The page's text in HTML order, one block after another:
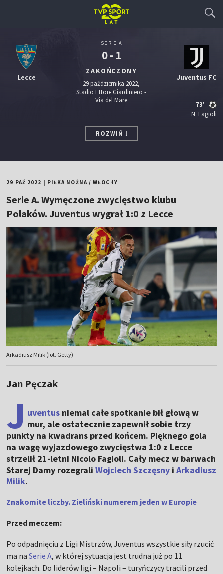
Lecce
SERIE A
0 - 1
ZAKOŃCZONY
29 października 2022,
Stadio Ettore Giardiniero -
Via del Mare
Juventus FC
73'
N. Fagioli
ROZWIŃ
29 PAŹ 2022 PIŁKA NOŻNA/WŁOCHY
Serie A. Wymęczone zwycięstwo klubu
Polaków. Juventus wygrał 1:0 z Lecce
Arkadiusz Milik (fot. Getty)
Jan Pęczak
J uventus niemal całe spotkanie bił głową w
mur, ale ostatecznie zapewnił sobie trzy
punkty na kwadrans przed końcem. Pięknego gola
na wagę wyjazdowego zwycięstwa 1:0 z Lecce
strzelił 21-letni Nicolo Fagioli. Cały mecz w barwach
Starej Damy rozegraliWojciech Szczęsny iArkadiusz
Milik.
Znakomite liczby. Zieliński numerem jeden w Europie
Przed meczem:
Po odpadnięciu z Ligi Mistrzów, Juventus wszystkie siły rzucić
ma naSerie A, w której sytuacja jest trudna już po 11
kolejkach. Do liderów ligi – Napoli – turyńczycy tracili przed